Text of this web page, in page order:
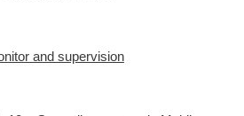
and supervision